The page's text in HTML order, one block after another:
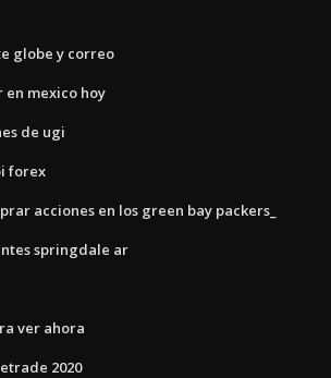
globe y correo
en mexico hoy
de ugi
forex
acciones en los green bay packers_
springdale ar
ver ahora
2020